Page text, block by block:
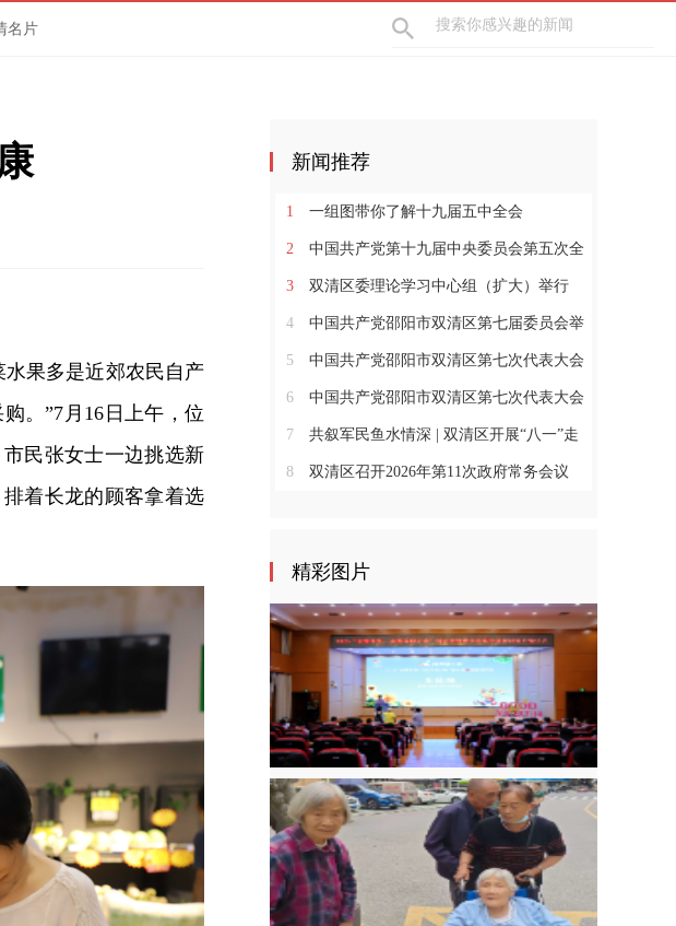
名片
水果多是近郊农民自产
。”7月16日上午，位
民张女士一边挑选新
着长龙的顾客拿着选
新闻推荐
1 一组图带你了解十九届五中全会
2 中国共产党第十九届中央委员会第五次全
体会议公报
3 双清区委理论学习中心组（扩大）举行
2026年第七次集体学习
4 中国共产党邵阳市双清区第七届委员会举
行第一次全体会议
5 中国共产党邵阳市双清区第七次代表大会
闭幕
6 中国共产党邵阳市双清区第七次代表大会
开幕
7 共叙军民鱼水情深 | 双清区开展“八一”走
访慰问及座谈活动
8 双清区召开2026年第11次政府常务会议
精彩图片